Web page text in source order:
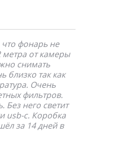
фонарь не
от камеры
снимать
близко так как
Очень
фильтров.
Без него светит
usb-c. Коробка
за 14 дней в